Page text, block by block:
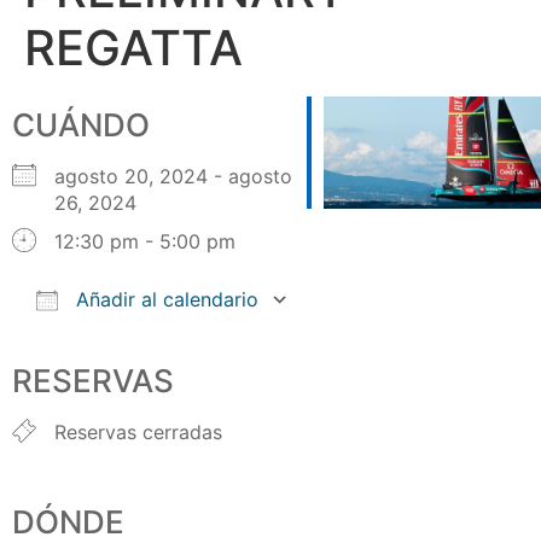
REGATTA
CUÁNDO
agosto 20, 2024 - agosto
26, 2024
12:30 pm - 5:00 pm
Añadir al calendario
RESERVAS
Reservas cerradas
DÓNDE